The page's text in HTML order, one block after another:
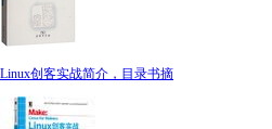
Linux创客实战简介，目录书摘